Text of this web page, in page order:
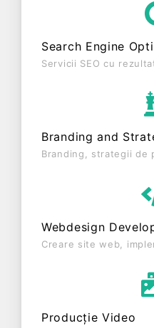
punct de vedere fiscal si
Societatea nu este
Search Engine
Servicii SEO cu
Branding and
Branding, strategii de
Webdesign
Creare site web,
Producție Video